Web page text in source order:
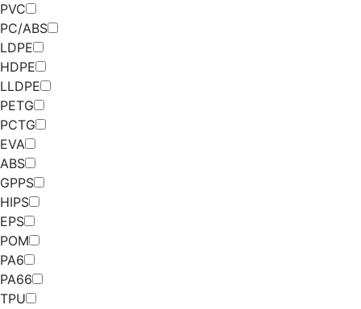
PVC
PC/ABS
LDPE
HDPE
LLDPE
PETG
PCTG
EVA
ABS
GPPS
HIPS
EPS
POM
PA6
PA66
TPU